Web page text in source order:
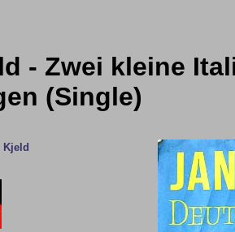
- Zwei kleine
(Single)
Kjeld